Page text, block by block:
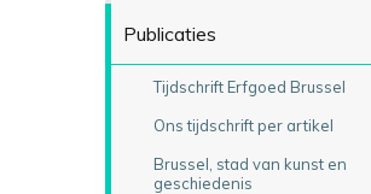
Publicaties
Tijdschrift Erfgoed Brussel
Ons tijdschrift per artikel
Brussel, stad van kunst en
geschiedenis